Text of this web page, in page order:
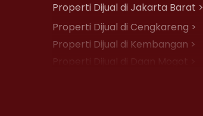
Properti Dijual di Jakarta Barat >
Properti Dijual di Cengkareng >
Properti Dijual di Kembangan >
Properti Dijual di Daan Mogot >